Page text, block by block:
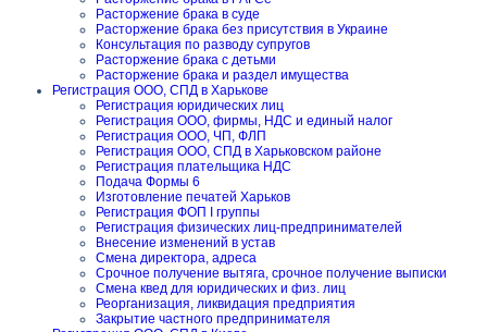
Расторжение брака в суде
Расторжение брака без присутствия в Украине
Консультация по разводу супругов
Расторжение брака с детьми
Расторжение брака и раздел имущества
Регистрация ООО, СПД в Харькове
Регистрация юридических лиц
Регистрация ООО, фирмы, НДС и единый налог
Регистрация ООО, ЧП, ФЛП
Регистрация ООО, СПД в Харьковском районе
Регистрация плательщика НДС
Подача Формы 6
Изготовление печатей Харьков
Регистрация ФОП I группы
Регистрация физических лиц-предпринимателей
Внесение изменений в устав
Смена директора, адреса
Срочное получение вытяга, срочное получение выписки
Смена квед для юридических и физ. лиц
Реорганизация, ликвидация предприятия
Закрытие частного предпринимателя